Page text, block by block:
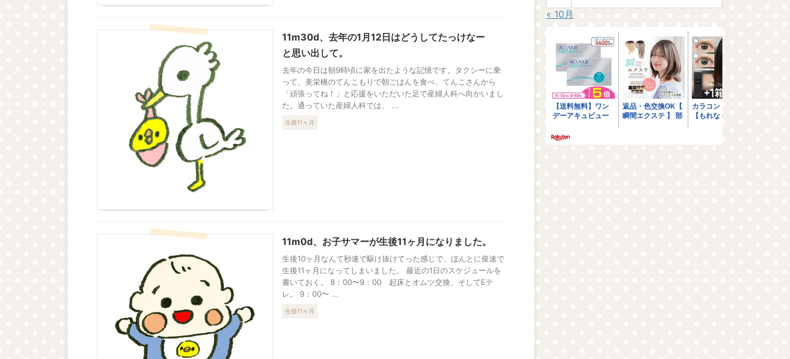
11m30d、去年の1月12日はどうしてたっけなー
と思い出して。
去年の今日は朝9時頃に家を出たような記憶です。タクシーに乗
って、美栄橋のてんこもりで朝ごはんを食べ、てんこさんから
「頑張ってね！」と応援をいただいた足で産婦人科へ向かいまし
た。通っていた産婦人科では、 ...
生後11ヶ月
11m0d、お子サマーが生後11ヶ月になりました。
生後10ヶ月なんて秒速で駆け抜けてった感じで、ほんとに俊速で
生後11ヶ月になってしまいました。 最近の1日のスケジュールを
書いておく。 8：00〜9：00 起床とオムツ交換、そしてEテ
レ。 9：00〜 ...
生後11ヶ月
« 10月